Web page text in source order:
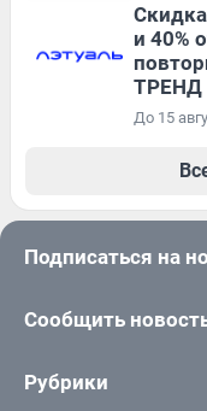
и 40%
ТРЕНД
До 15
Подписаться на
Сообщить
Рубрики